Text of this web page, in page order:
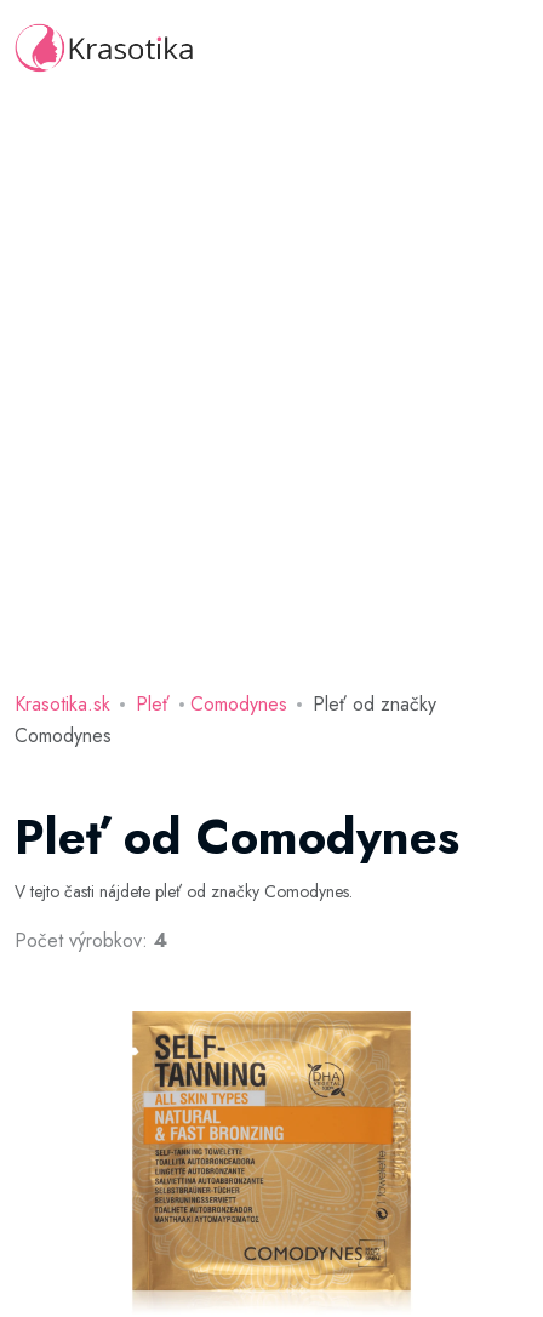
Krasotika.sk Pleť Comodynes
Pleť od značky
Comodynes
Pleť od Comodynes
V tejto časti nájdete pleť od značky Comodynes.
Počet výrobkov: 4